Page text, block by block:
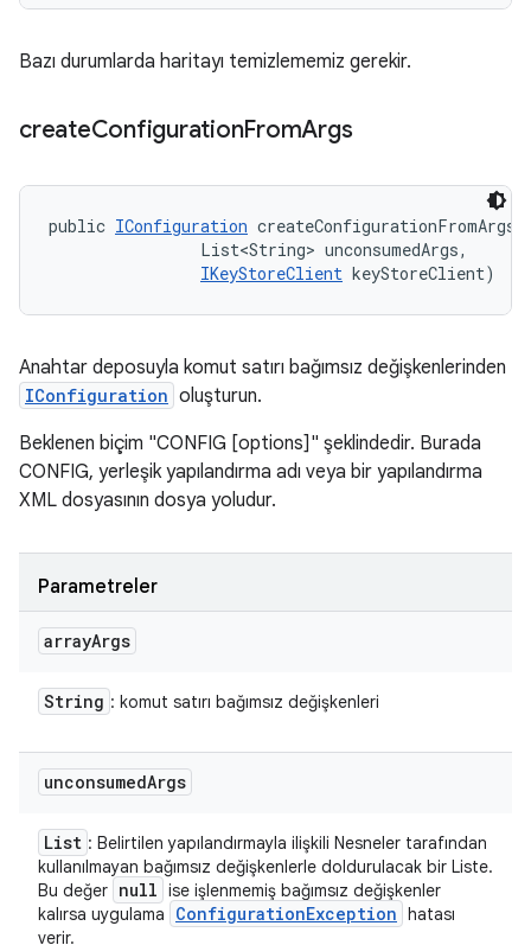
Bazı durumlarda haritayı temizlememiz gerekir.
createConfigurationFromArgs
public IConfiguration
                List<String> unconsumedArgs,
IKeyStoreClient keyStoreClient)
Anahtar deposuyla komut satırı bağımsız değişkenlerinden
IConfiguration oluşturun.
Beklenen biçim "CONFIG [options]" şeklindedir. Burada
CONFIG, yerleşik yapılandırma adı veya bir yapılandırma
XML dosyasının dosya yoludur.
Parametreler
arrayArgs
String : komut satırı bağımsız değişkenleri
unconsumedArgs
List : Belirtilen yapılandırmayla ilişkili Nesneler tarafından
kullanılmayan bağımsız değişkenlerle doldurulacak bir Liste.
Bu değer null ise işlenmemiş bağımsız değişkenler
kalırsa uygulama
ConfigurationException hatası
verir.